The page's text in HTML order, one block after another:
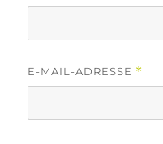
E-MAIL-ADRESSE *